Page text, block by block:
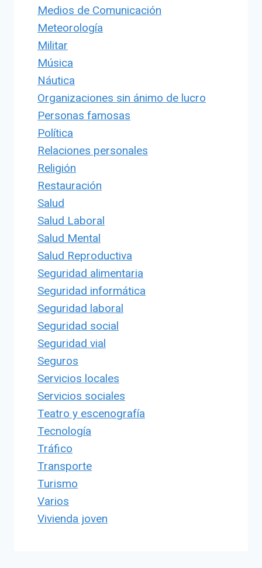
Medios de Comunicación
Meteorología
Militar
Música
Náutica
Organizaciones sin ánimo de lucro
Personas famosas
Política
Relaciones personales
Religión
Restauración
Salud
Salud Laboral
Salud Mental
Salud Reproductiva
Seguridad alimentaria
Seguridad informática
Seguridad laboral
Seguridad social
Seguridad vial
Seguros
Servicios locales
Servicios sociales
Teatro y escenografía
Tecnología
Tráfico
Transporte
Turismo
Varios
Vivienda joven